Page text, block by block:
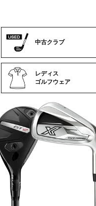
中古クラブ
レディス
ゴルフウェア